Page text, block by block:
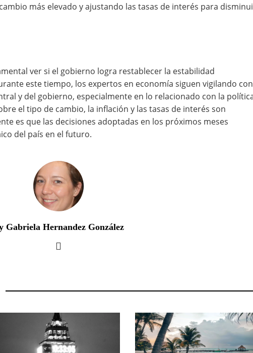
más elevado y ajustando las tasas de interés para
ver si el gobierno logra restablecer la estabilidad
este tiempo, los expertos en economía siguen vigilando con
y del gobierno, especialmente en lo relacionado con la
el tipo de cambio, la inflación y las tasas de interés son
es que las decisiones adoptadas en los próximos meses
del país en el futuro.
Gabriela Hernandez González